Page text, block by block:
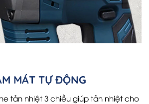
MÁT TỰ ĐỘNG
tản nhiệt 3 chiều giúp tản nhiệt cho